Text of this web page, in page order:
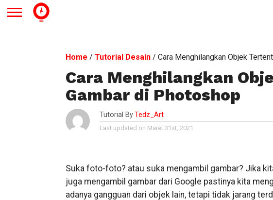
Home / Tutorial Desain/ Cara Menghilangkan Objek
Cara Menghilangkan
Gambar di Photoshop
Tutorial ByTedz_Art
Last updated on Maret 31st, 2021
Suka foto-foto? atau suka mengambil gambar? Jika
juga mengambil gambar dari Google pastinya kita
adanya gangguan dari objek lain, tetapi tidak jarang